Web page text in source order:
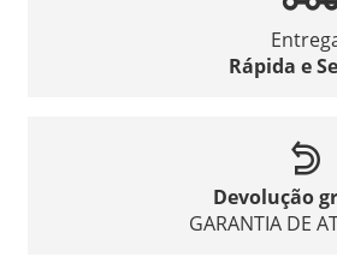
Rápida e
Devolução
GARANTIA DE